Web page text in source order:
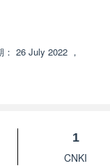
26 July 2022 ，
1
CNKI